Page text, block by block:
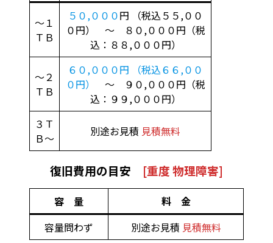
～１
ＴＢ
５０,０００円 （税込５５,００
０円） ～ ８０,０００円（税
込：８８,０００円）
～２
ＴＢ
６０,０００円 （税込６６,００
０円）
～ ９０,０００円（税
込：９９,０００円）
３Ｔ
Ｂ～
別途お見積 見積無料
復旧費用の目安 [重度 物理障害]
容 量
料 金
容量問わず
別途お見積 見積無料